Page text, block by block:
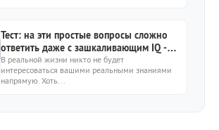
Тест: на эти простые вопросы сложно
ответить даже с зашкаливающим IQ - а
у вас получится?
В реальной жизни никто не будет
интересоваться вашими реальными знаниями
напрямую. Хоть...